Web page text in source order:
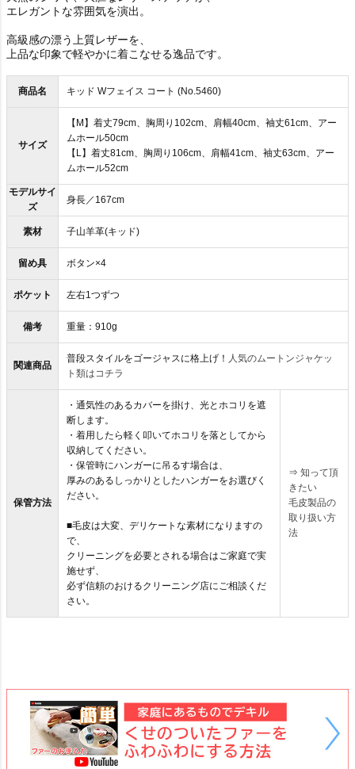
エレガントな雰囲気を演出。
高級感の漂う上質レザーを、
上品な印象で軽やかに着こなせる逸品です。
商品名 キッド Wフェイス コート (No.5460)
サイズ
【M】着丈79cm、胸周り102cm、肩幅40cm、袖丈61cm、アー
ムホール50cm
【L】着丈81cm、胸周り106cm、肩幅41cm、袖丈63cm、アー
ムホール52cm
モデルサイ
ズ
身長／167cm
素材 子山羊革(キッド)
留め具 ボタン×4
ポケット 左右1つずつ
備考 重量：910g
関連商品
普段スタイルをゴージャスに格上げ！ 人気のムートンジャケッ
ト類はコチラ
保管方法
・通気性のあるカバーを掛け、光とホコリを遮
断します。
・着用したら軽く叩いてホコリを落としてから
収納してください。
・保管時にハンガーに吊るす場合は、
厚みのあるしっかりとしたハンガーをお選びく
ださい。
■毛皮は大変、デリケートな素材になりますの
で、
クリーニングを必要とされる場合はご家庭で実
施せず、
必ず信頼のおけるクリーニング店にご相談くだ
さい。
⇒ 知って頂
きたい
毛皮製品の
取り扱い方
法